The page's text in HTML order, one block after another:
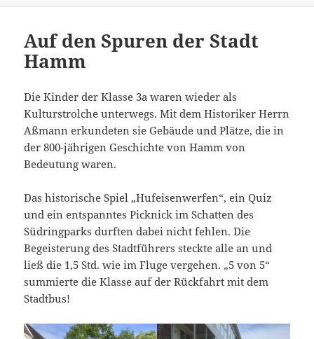
Auf den Spuren der Stadt
Hamm
Die Kinder der Klasse 3a waren wieder als
Kulturstrolche unterwegs. Mit dem Historiker Herrn
Aßmann erkundeten sie Gebäude und Plätze, die in
der 800-jährigen Geschichte von Hamm von
Bedeutung waren.
Das historische Spiel „Hufeisenwerfen“, ein Quiz
und ein entspanntes Picknick im Schatten des
Südringparks durften dabei nicht fehlen. Die
Begeisterung des Stadtführers steckte alle an und
ließ die 1,5 Std. wie im Fluge vergehen. „5 von 5“
summierte die Klasse auf der Rückfahrt mit dem
Stadtbus!